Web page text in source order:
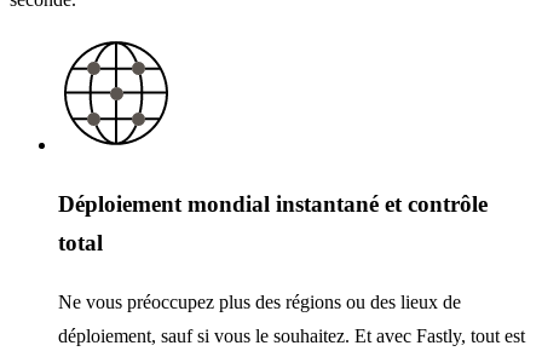
Déploiement mondial instantané et contrôle
total
Ne vous préoccupez plus des régions ou des lieux de
déploiement, sauf si vous le souhaitez. Et avec Fastly, tout est